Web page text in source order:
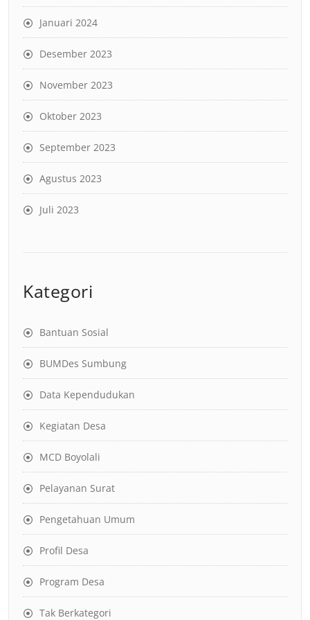
Januari 2024
Desember 2023
November 2023
Oktober 2023
September 2023
Agustus 2023
Juli 2023
Kategori
Bantuan Sosial
BUMDes Sumbung
Data Kependudukan
Kegiatan Desa
MCD Boyolali
Pelayanan Surat
Pengetahuan Umum
Profil Desa
Program Desa
Tak Berkategori